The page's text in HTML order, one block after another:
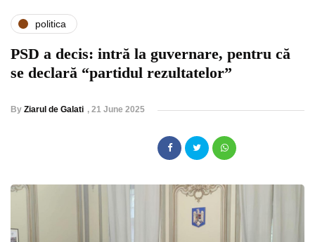
politica
PSD a decis: intră la guvernare, pentru că
se declară “partidul rezultatelor”
By Ziarul de Galati , 21 June 2025